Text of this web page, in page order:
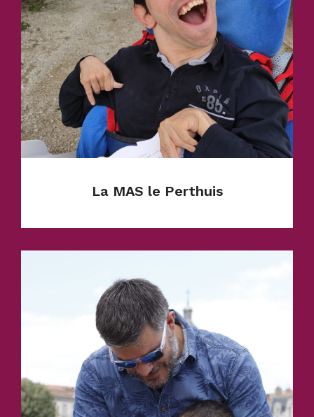
La MAS le Perthuis
situation de polyhandicap. Elle accueille 78
adultes en internat et 12 en externat.